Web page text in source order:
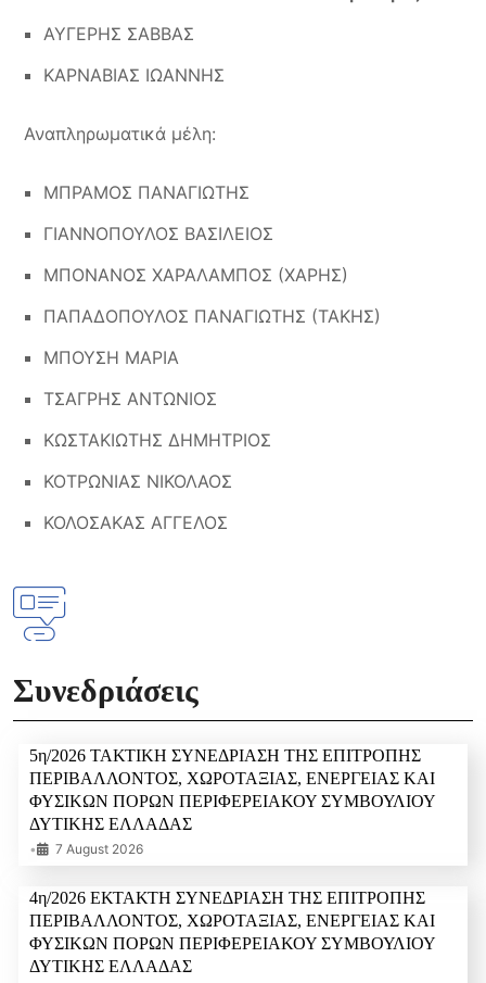
ΑΥΓΕΡΗΣ ΣΑΒΒΑΣ
ΚΑΡΝΑΒΙΑΣ ΙΩΑΝΝΗΣ
Αναπληρωματικά μέλη:
ΜΠΡΑΜΟΣ ΠΑΝΑΓΙΩΤΗΣ
ΓΙΑΝΝΟΠΟΥΛΟΣ ΒΑΣΙΛΕΙΟΣ
ΜΠΟΝΑΝΟΣ ΧΑΡΑΛΑΜΠΟΣ (ΧΑΡΗΣ)
ΠΑΠΑΔΟΠΟΥΛΟΣ ΠΑΝΑΓΙΩΤΗΣ (ΤΑΚΗΣ)
ΜΠΟΥΣΗ ΜΑΡΙΑ
ΤΣΑΓΡΗΣ ΑΝΤΩΝΙΟΣ
ΚΩΣΤΑΚΙΩΤΗΣ ΔΗΜΗΤΡΙΟΣ
ΚΟΤΡΩΝΙΑΣ ΝΙΚΟΛΑΟΣ
ΚΟΛΟΣΑΚΑΣ ΑΓΓΕΛΟΣ
Συνεδριάσεις
5η/2026 ΤΑΚΤΙΚΗ ΣΥΝΕΔΡΙΑΣΗ ΤΗΣ ΕΠΙΤΡΟΠΗΣ
ΠΕΡΙΒΑΛΛΟΝΤΟΣ, ΧΩΡΟΤΑΞΙΑΣ, ΕΝΕΡΓΕΙΑΣ ΚΑΙ
ΦΥΣΙΚΩΝ ΠΟΡΩΝ ΠΕΡΙΦΕΡΕΙΑΚΟΥ ΣΥΜΒΟΥΛΙΟΥ
ΔΥΤΙΚΗΣ ΕΛΛΑΔΑΣ
• 7 August 2026
4η/2026 ΕΚΤΑΚΤΗ ΣΥΝΕΔΡΙΑΣΗ ΤΗΣ ΕΠΙΤΡΟΠΗΣ
ΠΕΡΙΒΑΛΛΟΝΤΟΣ, ΧΩΡΟΤΑΞΙΑΣ, ΕΝΕΡΓΕΙΑΣ ΚΑΙ
ΦΥΣΙΚΩΝ ΠΟΡΩΝ ΠΕΡΙΦΕΡΕΙΑΚΟΥ ΣΥΜΒΟΥΛΙΟΥ
ΔΥΤΙΚΗΣ ΕΛΛΑΔΑΣ